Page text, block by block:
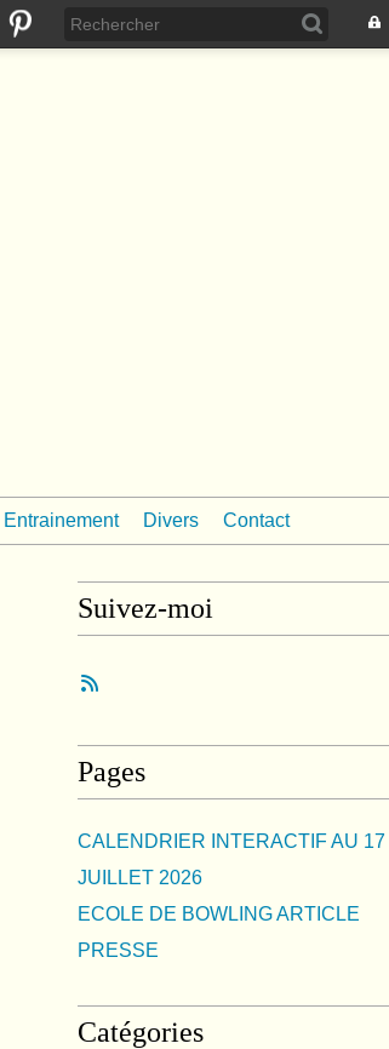
Entrainement Divers Contact
Suivez-moi
Pages
CALENDRIER INTERACTIF AU 17
JUILLET 2026
ECOLE DE BOWLING ARTICLE
PRESSE
Catégories